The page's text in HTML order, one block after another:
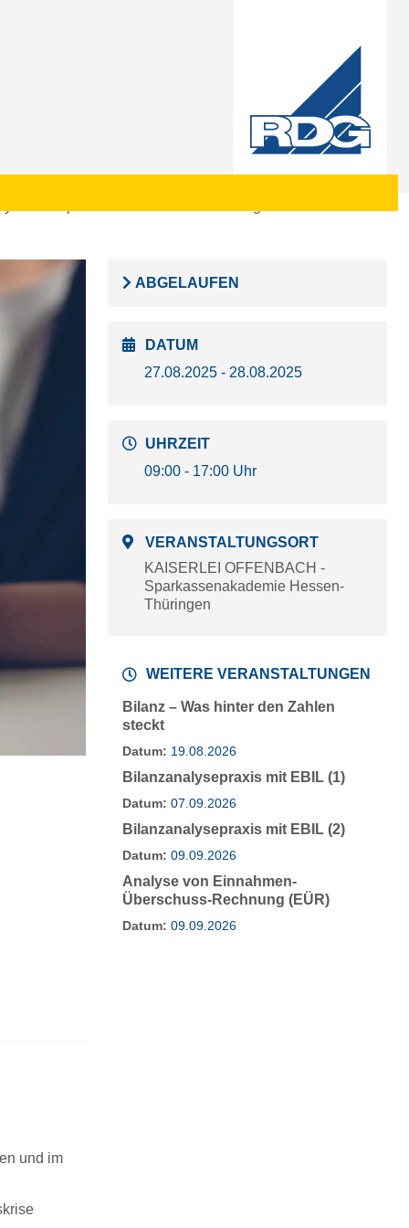
und im
ABGELAUFEN
DATUM
27.08.2025 - 28.08.2025
UHRZEIT
09:00 - 17:00 Uhr
VERANSTALTUNGSORT
KAISERLEI OFFENBACH -
Sparkassenakademie Hessen-
Thüringen
WEITERE VERANSTALTUNGEN
Bilanz – Was hinter den Zahlen
steckt
Datum: 19.08.2026
Bilanzanalysepraxis mit EBIL (1)
Datum: 07.09.2026
Bilanzanalysepraxis mit EBIL (2)
Datum: 09.09.2026
Analyse von Einnahmen-
Überschuss-Rechnung (EÜR)
Datum: 09.09.2026